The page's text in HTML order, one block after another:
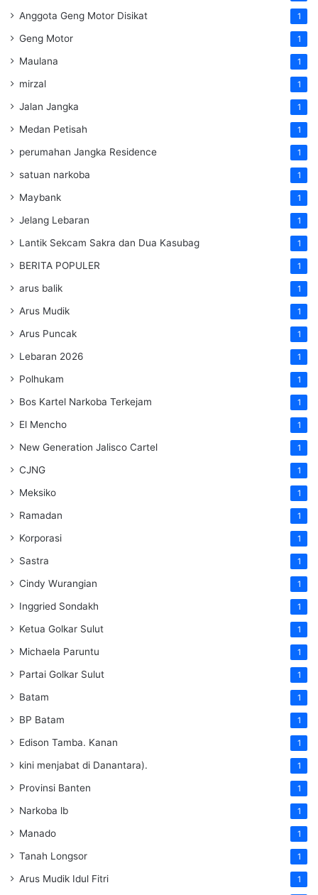
Anggota Geng Motor Disikat 1
Geng Motor 1
Maulana 1
mirzal 1
Jalan Jangka 1
Medan Petisah 1
perumahan Jangka Residence 1
satuan narkoba 1
Maybank 1
Jelang Lebaran 1
Lantik Sekcam Sakra dan Dua Kasubag 1
BERITA POPULER 1
arus balik 1
Arus Mudik 1
Arus Puncak 1
Lebaran 2026 1
Polhukam 1
Bos Kartel Narkoba Terkejam 1
El Mencho 1
New Generation Jalisco Cartel 1
CJNG 1
Meksiko 1
Ramadan 1
Korporasi 1
Sastra 1
Cindy Wurangian 1
Inggried Sondakh 1
Ketua Golkar Sulut 1
Michaela Paruntu 1
Partai Golkar Sulut 1
Batam 1
BP Batam 1
Edison Tamba. Kanan 1
kini menjabat di Danantara). 1
Provinsi Banten 1
Narkoba lb 1
Manado 1
Tanah Longsor 1
Arus Mudik Idul Fitri 1